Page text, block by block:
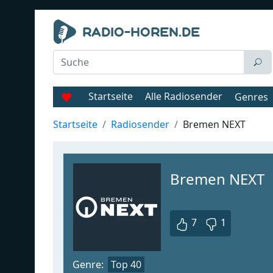
Startseite Alle Radiosender Genres
Startseite Radiosender Bremen NEXT
Bremen NEXT
7 1
Genre: Top 40